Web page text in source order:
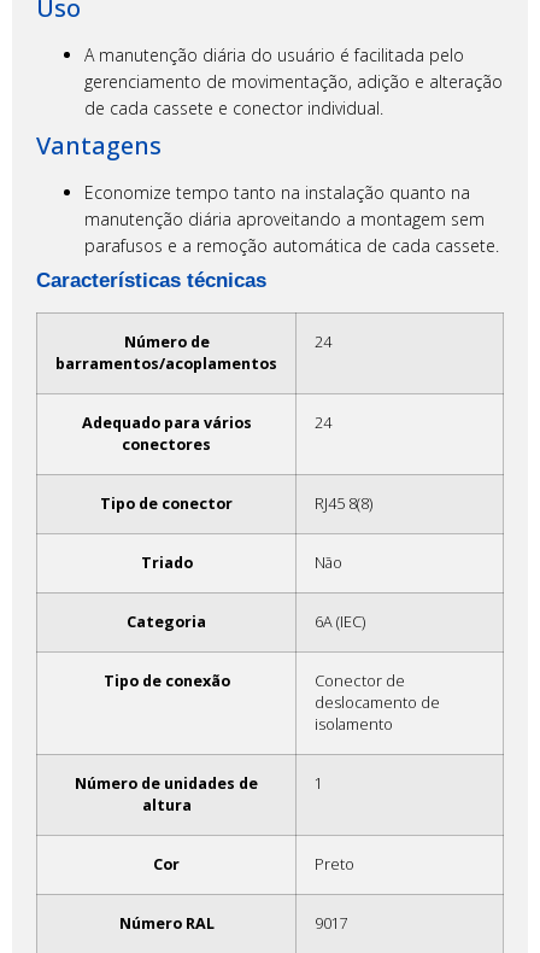
Uso
A manutenção diária do usuário é facilitada pelo
gerenciamento de movimentação, adição e alteração
de cada cassete e conector individual.
Vantagens
Economize tempo tanto na instalação quanto na
manutenção diária aproveitando a montagem sem
parafusos e a remoção automática de cada cassete.
Características técnicas
Número de
barramentos/acoplamentos
24
Adequado para vários
conectores
24
Tipo de conector RJ45 8(8)
Triado Não
Categoria 6A (IEC)
Tipo de conexão
Conector de
deslocamento de
isolamento
Número de unidades de
altura
1
Cor Preto
Número RAL 9017